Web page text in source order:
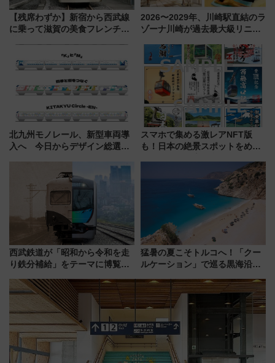
【残席わずか】新宿から西武線
に乗って滋賀の美食フレンチを
「52席の至福」で味わう近江牛
や伝統文化の特別コラボ
2026〜2029年、川崎駅直結のラ
ゾーナ川崎が過去最大級リニュ
「いつから何が変わるか」徹底
解説！
北九州モノレール、新型車両導
入へ 今日からデザイン総選挙
スマホで集める激レアNFT版
も！日本の絶景スポットをめぐ
西武鉄道が「昭和から令和を走
り鉄分補給」をテーマに博覧会
14日から 新車両「トキイロ」体
験ブースも アクセスや申込方法
を解説
猛暑の夏こそトルコへ！「クー
ルケーション」で巡る黒海沿岸
連検索数が前年比237％増、ナ
ショジオも認める『2026年に訪
れるべき世界の旅先』